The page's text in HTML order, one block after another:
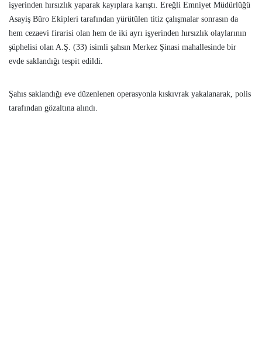
işyerinden hırsızlık yaparak kayıplara karıştı. Ereğli Emniyet Müdürlüğü
Asayiş Büro Ekipleri tarafından yürütülen titiz çalışmalar sonrasın da
hem cezaevi firarisi olan hem de iki ayrı işyerinden hırsızlık olaylarının
şüphelisi olan A.Ş. (33) isimli şahsın Merkez Şinasi mahallesinde bir
evde saklandığı tespit edildi.
Şahıs saklandığı eve düzenlenen operasyonla kıskıvrak yakalanarak, polis
tarafından gözaltına alındı.